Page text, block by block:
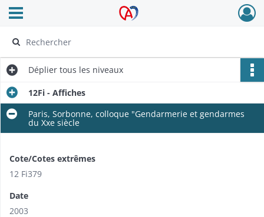
Archives Alsace - Colmar
Ouvrir le menu déroulant
Déplier tous les niveaux
12Fi - Affiches
Paris, Sorbonne, colloque "Gendarmerie et gendarmes
du Xxe siècle
Cote/Cotes extrêmes
12 Fi379
Date
2003